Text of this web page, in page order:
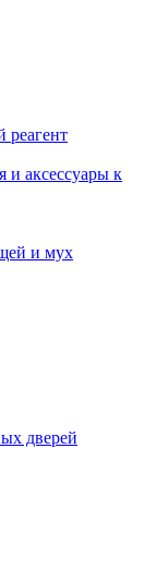
реагент
и аксессуары к
и мух
дверей